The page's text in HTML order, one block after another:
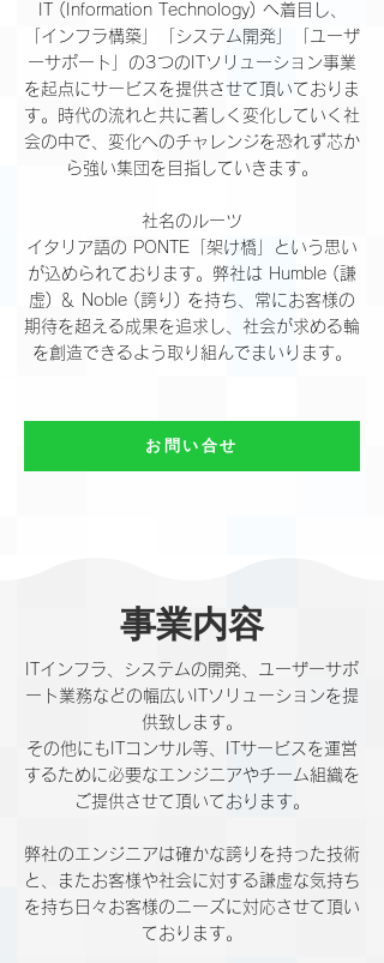
IT (Information Technology) へ着目し、
「インフラ構築」「システム開発」「ユーザ
ーサポート」の3つのITソリューション事業
を起点にサービスを提供させて頂いておりま
す。時代の流れと共に著しく変化していく社
会の中で、変化へのチャレンジを恐れず芯か
ら強い集団を目指していきます。
社名のルーツ
イタリア語の PONTE「架け橋」という思い
が込められております。弊社は Humble (謙
虚) ＆ Noble (誇り) を持ち、常にお客様の
期待を超える成果を追求し、社会が求める輪
を創造できるよう取り組んでまいります。
お問い合せ
事業内容
ITインフラ、システムの開発、ユーザーサポ
ート業務などの幅広いITソリューションを提
供致します。
その他にもITコンサル等、ITサービスを運営
するために必要なエンジニアやチーム組織を
ご提供させて頂いております。
弊社のエンジニアは確かな誇りを持った技術
と、またお客様や社会に対する謙虚な気持ち
を持ち日々お客様のニーズに対応させて頂い
ております。